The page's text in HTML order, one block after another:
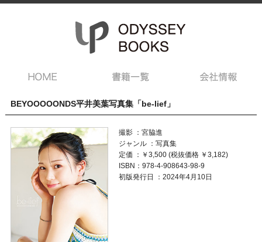
BEYOOOOONDS平井美葉写真集「be-lief」
撮影 ：宮脇進
ジャンル ：写真集
定価 ：￥3,500 (税抜価格 ￥3,182)
ISBN：978-4-908643-98-9
初版発行日 ：2024年4月10日